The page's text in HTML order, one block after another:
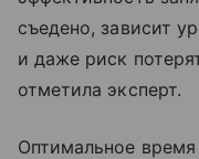
съедено, зависит
и даже риск
отметила эксперт.
Оптимальное